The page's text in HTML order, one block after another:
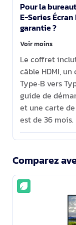
Pour la
E-Series Écran
garantie ?
Voir moins
Le coffret
câble HDMI,
Type‑B vers
guide de
et une carte
est de 36 mois.
Comparez